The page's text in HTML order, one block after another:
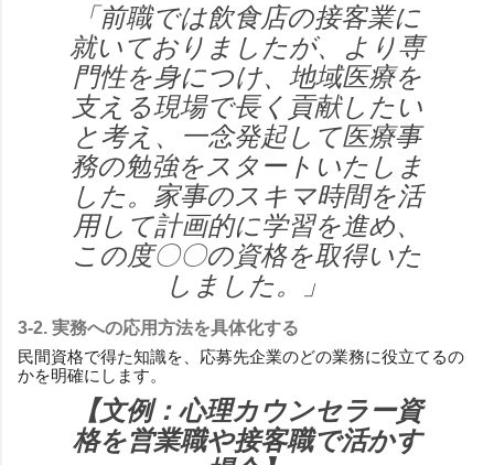
「前職では飲食店の接客業に
就いておりましたが、より専
門性を身につけ、地域医療を
支える現場で長く貢献したい
と考え、一念発起して医療事
務の勉強をスタートいたしま
した。家事のスキマ時間を活
用して計画的に学習を進め、
この度〇〇の資格を取得いた
しました。」
3-2. 実務への応用方法を具体化する
民間資格で得た知識を、応募先企業のどの業務に役立てるの
かを明確にします。
【文例：心理カウンセラー資
格を営業職や接客職で活かす